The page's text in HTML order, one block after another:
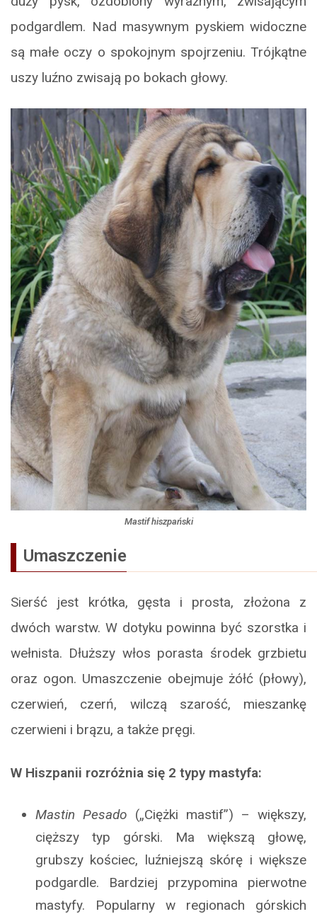
podgardlem. Nad masywnym pyskiem widoczne
są małe oczy o spokojnym spojrzeniu. Trójkątne
uszy luźno zwisają po bokach głowy.
Mastif hiszpański
Umaszczenie
Sierść jest krótka, gęsta i prosta, złożona z
dwóch warstw. W dotyku powinna być szorstka i
wełnista. Dłuższy włos porasta środek grzbietu
oraz ogon. Umaszczenie obejmuje żółć (płowy),
czerwień, czerń, wilczą szarość, mieszankę
czerwieni i brązu, a także pręgi.
W Hiszpanii rozróżnia się 2 typy mastyfa:
Mastin Pesado („Ciężki mastif”) – większy,
cięższy typ górski. Ma większą głowę,
grubszy kościec, luźniejszą skórę i większe
podgardle. Bardziej przypomina pierwotne
mastyfy. Popularny w regionach górskich